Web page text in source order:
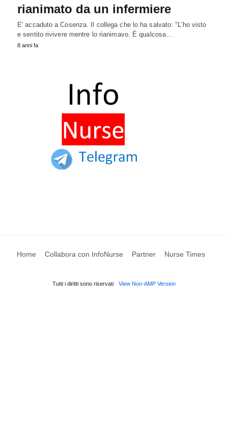
rianimato da un infermiere
E' accaduto a Cosenza. Il collega che lo ha salvato: "L’ho visto
e sentito rivivere mentre lo rianimavo. È qualcosa…
8 anni fa
Home Collabora con InfoNurse Partner Nurse Times
Tutti i diritti sono riservati View Non-AMP Version